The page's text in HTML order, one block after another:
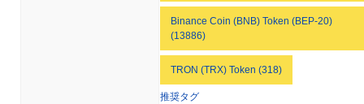
Binance Coin (BNB) Token (BEP-20)
(13886)
TRON (TRX) Token (318)
推奨タグ